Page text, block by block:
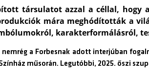
társulatot azzal a céllal,
mára meghódították a
karakterformálásról,
nemrég a Forbesnak adott interjúban
műsorán. Legutóbbi, 2025. őszi